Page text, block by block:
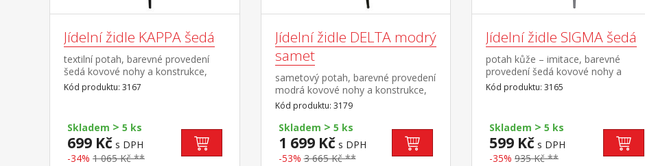
Jídelní židle KAPPA šedá
textilní potah, barevné provedení
šedá kovové nohy a konstrukce,
výška sedu 46 cm
Kód produktu: 3167
Skladem > 5 ks
699 Kč s DPH
-34% 1 065 Kč **
Jídelní židle DELTA modrý
samet
sametový potah, barevné provedení
modrá kovové nohy a konstrukce,
výška sedu 50 cm
Kód produktu: 3179
Skladem > 5 ks
1 699 Kč s DPH
-53% 3 665 Kč **
Jídelní židle SIGMA šedá
potah kůže – imitace, barevné
provedení šedá kovové nohy a
konstrukce, výška sedu 47 cm
Kód produktu: 3165
Skladem > 5 ks
599 Kč s DPH
-35% 935 Kč **